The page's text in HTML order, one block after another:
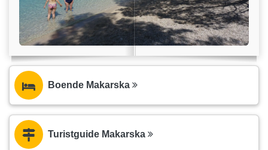
Boende Makarska
Turistguide Makarska